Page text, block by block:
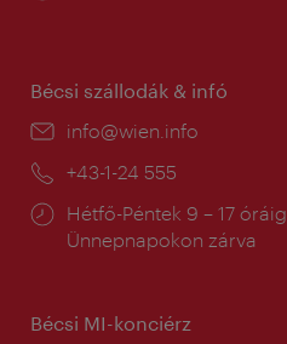
Bécsi szállodák & infó
E-
info@wien.info
Telefon:
+43-1-24 555
Nyitva
tartás:
Hétfő-Péntek 9 – 17 óráig
Ünnepnapokon zárva
Bécsi MI-konciérz